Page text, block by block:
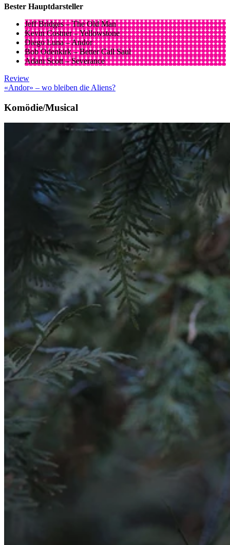
Bester Hauptdarsteller
Jeff Bridges – The Old Man
Kevin Costner – Yellowstone
Diego Luna – Andor
Bob Odenkirk – Better Call Saul
Adam Scott – Severance
Review
«Andor» – wo bleiben die Aliens?
Komödie/Musical